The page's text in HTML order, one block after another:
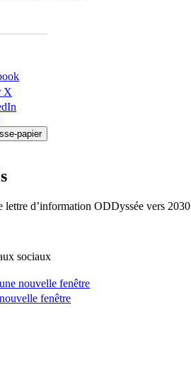
X
papier
lettre d’information ODDyssée vers 2030
sociaux
nouvelle fenêtre
fenêtre